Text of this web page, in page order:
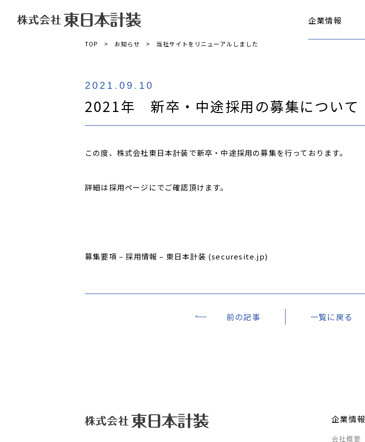
企業情報
TOP お知らせ 当社サイトをリニューアルしました
2021.09.10
2021年 新卒・中途採用の募集について
この度、株式会社東日本計装で新卒・中途採用の募集を行っております。
詳細は採用ページにでご確認頂けます。
募集要項 – 採用情報 – 東日本計装 (securesite.jp)
前の記事 一覧に戻る
企業情報
会社概要